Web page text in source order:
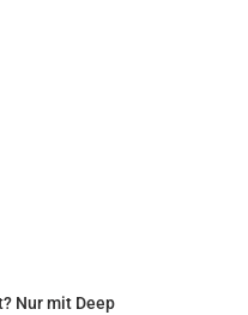
Nur mit Deep